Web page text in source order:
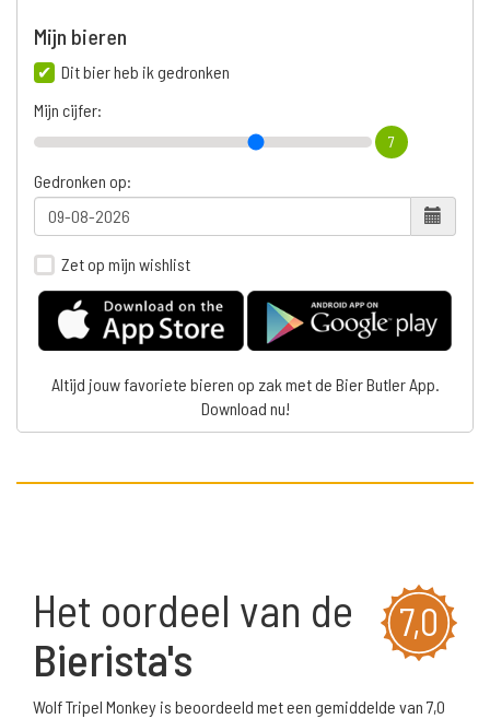
Mijn bieren
Dit bier heb ik gedronken
Mijn cijfer:
7
Gedronken op:
Zet op mijn wishlist
Altijd jouw favoriete bieren op zak met de Bier Butler App.
Download nu!
7,0
Het oordeel van de
Bierista's
Wolf Tripel Monkey is beoordeeld met een gemiddelde van 7,0